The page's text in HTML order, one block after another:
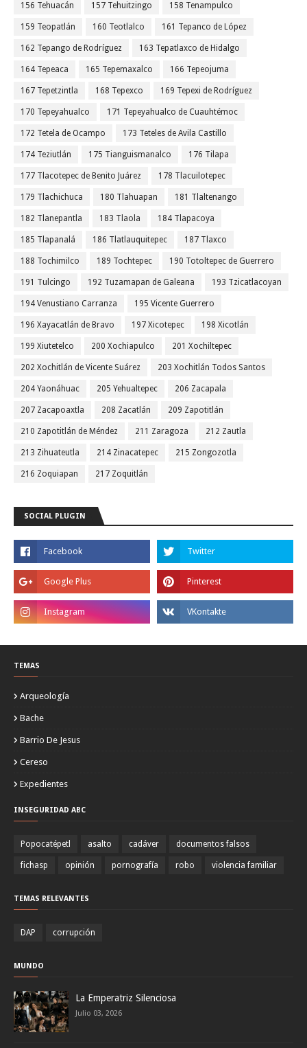
156 Tehuacán 157 Tehuitzingo 158 Tenampulco
159 Teopatlán 160 Teotlalco 161 Tepanco de López
162 Tepango de Rodríguez 163 Tepatlaxco de Hidalgo
164 Tepeaca 165 Tepemaxalco 166 Tepeojuma
167 Tepetzintla 168 Tepexco 169 Tepexi de Rodríguez
170 Tepeyahualco 171 Tepeyahualco de Cuauhtémoc
172 Tetela de Ocampo 173 Teteles de Avila Castillo
174 Teziutlán 175 Tianguismanalco 176 Tilapa
177 Tlacotepec de Benito Juárez 178 Tlacuilotepec
179 Tlachichuca 180 Tlahuapan 181 Tlaltenango
182 Tlanepantla 183 Tlaola 184 Tlapacoya
185 Tlapanalá 186 Tlatlauquitepec 187 Tlaxco
188 Tochimilco 189 Tochtepec 190 Totoltepec de Guerrero
191 Tulcingo 192 Tuzamapan de Galeana 193 Tzicatlacoyan
194 Venustiano Carranza 195 Vicente Guerrero
196 Xayacatlán de Bravo 197 Xicotepec 198 Xicotlán
199 Xiutetelco 200 Xochiapulco 201 Xochiltepec
202 Xochitlán de Vicente Suárez 203 Xochitlán Todos Santos
204 Yaonáhuac 205 Yehualtepec 206 Zacapala
207 Zacapoaxtla 208 Zacatlán 209 Zapotitlán
210 Zapotitlán de Méndez 211 Zaragoza 212 Zautla
213 Zihuateutla 214 Zinacatepec 215 Zongozotla
216 Zoquiapan 217 Zoquitlán
SOCIAL PLUGIN
TEMAS
Arqueología
Bache
Barrio De Jesus
Cereso
Expedientes
INSEGURIDAD ABC
Popocatépetl asalto cadáver documentos falsos
fichasp opinión pornografía robo violencia familiar
TEMAS RELEVANTES
DAP corrupción
MUNDO
La Emperatriz Silenciosa
Julio 03, 2026